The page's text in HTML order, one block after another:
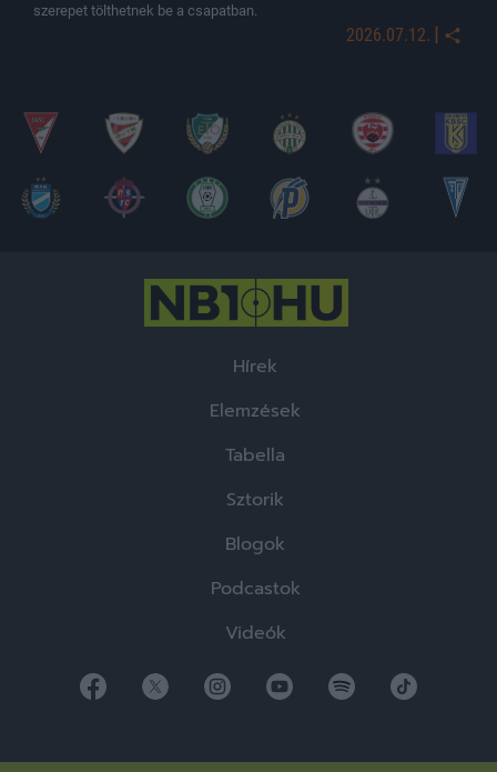
szerepet tölthetnek be a csapatban.
2026.07.12. |
Hírek
Elemzések
Tabella
Sztorik
Blogok
Podcastok
Videók